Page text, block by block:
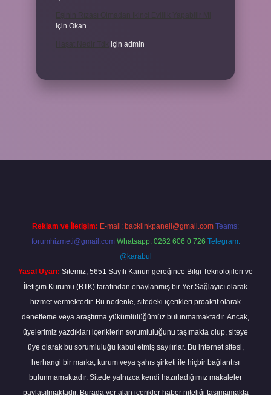
için Okan
için admin
Reklam ve İletişim: E-mail: backlinkpaneli@gmail.com Teams:
forumhizmeti@gmail.com Whatsapp: 0262 606 0 726 Telegram:
@karabul
Yasal Uyarı: Sitemiz, 5651 Sayılı Kanun gereğince Bilgi Teknolojileri ve
İletişim Kurumu (BTK) tarafından onaylanmış bir Yer Sağlayıcı olarak
hizmet vermektedir. Bu nedenle, sitedeki içerikleri proaktif olarak
denetleme veya araştırma yükümlülüğümüz bulunmamaktadır. Ancak,
üyelerimiz yazdıkları içeriklerin sorumluluğunu taşımakta olup, siteye
üye olarak bu sorumluluğu kabul etmiş sayılırlar. Bu internet sitesi,
herhangi bir marka, kurum veya şahıs şirketi ile hiçbir bağlantısı
bulunmamaktadır. Sitede yalnızca kendi hazırladığımız makaleler
paylaşılmaktadır. Burada yer alan içerikler haber niteliği taşımamakta